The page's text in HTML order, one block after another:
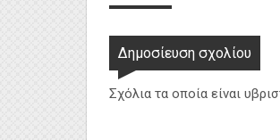
Δημοσίευση σχολίου
Σχόλια τα οποία είναι